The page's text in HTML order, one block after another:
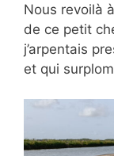
Nous revoilà
de ce petit
j’arpentais
et qui